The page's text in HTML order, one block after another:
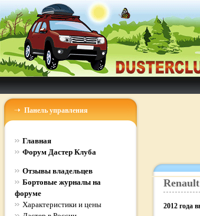
Панель управления
Главная
Форум Дастер Клуба
Отзывы владельцев
Бортовые журналы на
форуме
Характеристики и цены
Renault
2012 года